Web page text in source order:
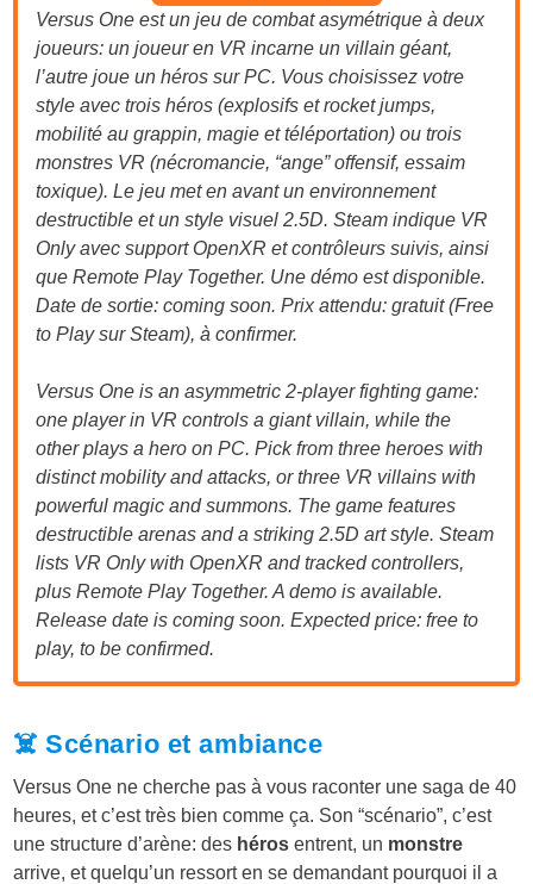
Versus One est un jeu de combat asymétrique à deux
joueurs: un joueur en VR incarne un villain géant,
l’autre joue un héros sur PC. Vous choisissez votre
style avec trois héros (explosifs et rocket jumps,
mobilité au grappin, magie et téléportation) ou trois
monstres VR (nécromancie, “ange” offensif, essaim
toxique). Le jeu met en avant un environnement
destructible et un style visuel 2.5D. Steam indique VR
Only avec support OpenXR et contrôleurs suivis, ainsi
que Remote Play Together. Une démo est disponible.
Date de sortie: coming soon. Prix attendu: gratuit (Free
to Play sur Steam), à confirmer.
Versus One is an asymmetric 2-player fighting game:
one player in VR controls a giant villain, while the
other plays a hero on PC. Pick from three heroes with
distinct mobility and attacks, or three VR villains with
powerful magic and summons. The game features
destructible arenas and a striking 2.5D art style. Steam
lists VR Only with OpenXR and tracked controllers,
plus Remote Play Together. A demo is available.
Release date is coming soon. Expected price: free to
play, to be confirmed.
☠️ Scénario et ambiance
Versus One ne cherche pas à vous raconter une saga de 40
heures, et c’est très bien comme ça. Son “scénario”, c’est
une structure d’arène: des héros entrent, un monstre
arrive, et quelqu’un ressort en se demandant pourquoi il a